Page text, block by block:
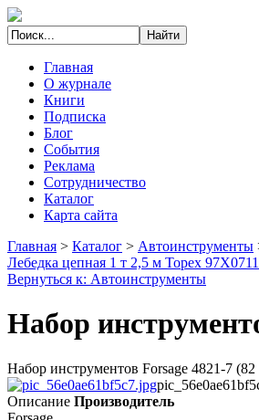
Главная
О журнале
Книги
Подписка
Блог
События
Реклама
Сотрудничество
Каталог
Карта сайта
Главная > Каталог > Автоинструменты
Лебедка цепная 1 т 2,5 м Topex 97X071
Вернуться к: Автоинструменты
Набор
Набор инструментов Forsage 4821-7
Описание Производитель